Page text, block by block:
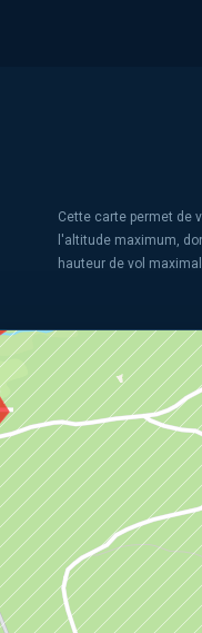
Cette carte permet de
l'altitude maximum,
hauteur de vol